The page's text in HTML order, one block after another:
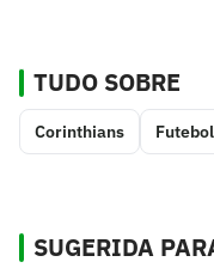
TUDO SOBRE
Corinthians
SUGERIDA